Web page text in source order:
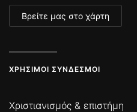
Βρείτε μας στο χάρτη
ΧΡΉΣΙΜΟΙ ΣΎΝΔΕΣΜΟΙ
Χριστιανισμός & επιστήμη